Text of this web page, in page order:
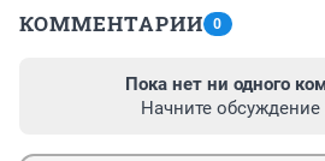
КОММЕНТАРИИ 0
Пока нет ни одного
Начните